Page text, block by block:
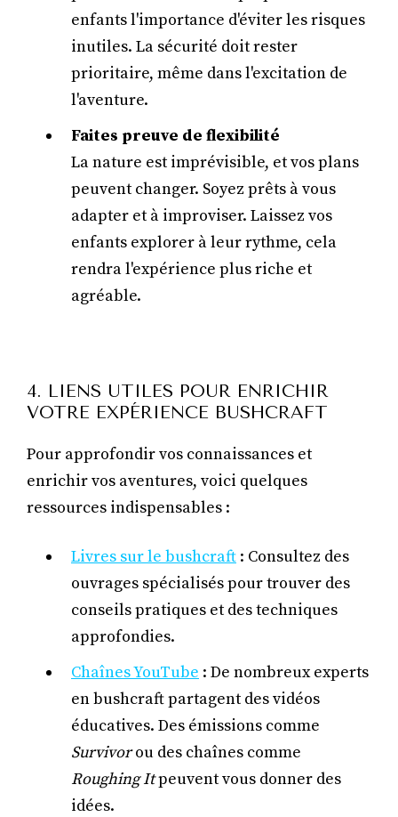
enfants l'importance d'éviter les risques
inutiles. La sécurité doit rester
prioritaire, même dans l'excitation de
l'aventure.
Faites preuve de flexibilité
La nature est imprévisible, et vos plans
peuvent changer. Soyez prêts à vous
adapter et à improviser. Laissez vos
enfants explorer à leur rythme, cela
rendra l'expérience plus riche et
agréable.
4. LIENS UTILES POUR ENRICHIR
VOTRE EXPÉRIENCE BUSHCRAFT
Pour approfondir vos connaissances et
enrichir vos aventures, voici quelques
ressources indispensables :
Livres sur le bushcraft : Consultez des
ouvrages spécialisés pour trouver des
conseils pratiques et des techniques
approfondies.
Chaînes YouTube : De nombreux experts
en bushcraft partagent des vidéos
éducatives. Des émissions comme
Survivorou des chaînes comme
Roughing Itpeuvent vous donner des
idées.